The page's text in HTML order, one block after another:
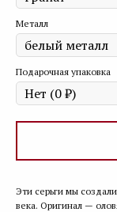
Металл
Подарочная упаковка
Эти серьги мы
века. Оригинал —